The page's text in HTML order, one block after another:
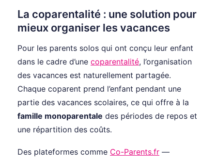
La coparentalité : une solution pour
mieux organiser les vacances
Pour les parents solos qui ont conçu leur enfant
dans le cadre d’une coparentalité, l’organisation
des vacances est naturellement partagée.
Chaque coparent prend l’enfant pendant une
partie des vacances scolaires, ce qui offre à la
famille monoparentale des périodes de repos et
une répartition des coûts.
Des plateformes comme Co-Parents.fr —